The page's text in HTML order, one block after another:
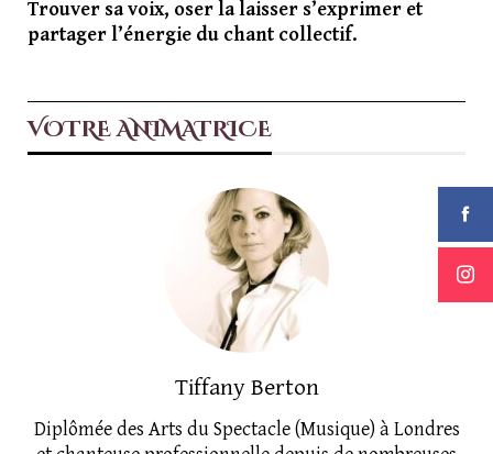
Trouver sa voix, oser la laisser s’exprimer et
partager l’énergie du chant collectif.
VOTRE ANIMATRICE
Tiffany Berton
Diplômée des Arts du Spectacle (Musique) à Londres